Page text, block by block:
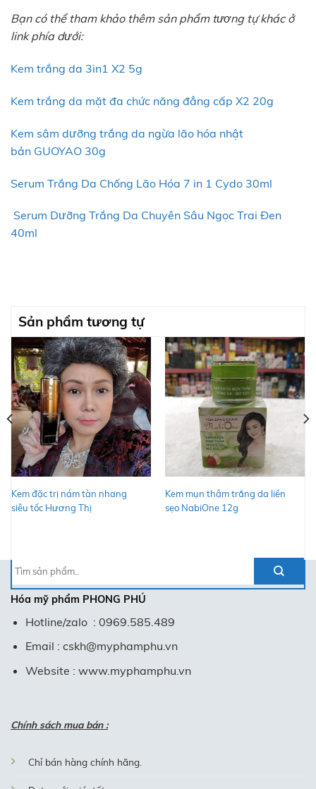
Bạn có thể tham khảo thêm sản phẩm tương tự khác ở
link phía dưới:
Kem trắng da 3in1 X2 5g
Kem trắng da mặt đa chức năng đẳng cấp X2 20g
Kem sâm dưỡng trắng da ngừa lão hóa nhật
bản GUOYAO 30g
Serum Trắng Da Chống Lão Hóa 7 in 1 Cydo 30ml
Serum Dưỡng Trắng Da Chuyên Sâu Ngọc Trai Đen
40ml
Sản phẩm tương tự
Kem đặc trị nám tàn nhang
siêu tốc Hương Thị
Kem mụn thâm trắng da liền
sẹo NabiOne 12g
Tìm
kiếm:
Hóa mỹ phẩm PHONG PHÚ
Hotline/zalo : 0969.585.489
Email : cskh@myphamphu.vn
Website : www.myphamphu.vn
Chính sách mua bán :
Chỉ bán hàng chính hãng.